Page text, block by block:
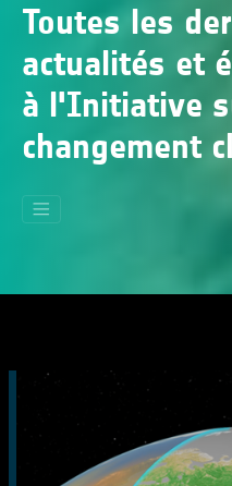
Toutes les
actualités et
à l'Initiative
changement